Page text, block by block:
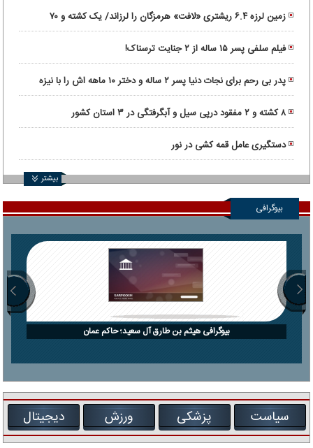
زمین لرزه ۶.۴ ریشتری «لافت» هرمزگان را لرزاند/ یک کشته و ۷۰
مصدوم
فیلم سلفی پسر ۱۵ ساله از ۲ جنایت ترسناک!
پدر بی رحم برای نجات دنیا پسر ۲ ساله و دختر ۱۰ ماهه اش را با نیزه
کشت!
۸ کشته و ۲ مفقود درپی سیل و آبگرفتگی در ۳ استان کشور
دستگیری عامل قمه کشی در نور
بیشتر
بیوگرافی
بیوگرافی هیثم بن طارق آل سعید؛ حاکم عمان
سیاست پزشکی ورزش دیجیتال